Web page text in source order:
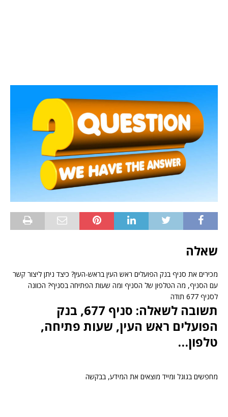
שאלה
מכירים את סניף בנק הפועלים ראש העין בראש-העין? כיצד ניתן ליצור קשר
עם הסניף, מה הטלפון של הסניף ומה שעות הפתיחה בסניף? הכוונה
לסניף 677 תודה
תשובה לשאלה: סניף 677, בנק
הפועלים ראש העין, שעות פתיחה,
טלפון…
מחפשים בגוגל ומייד מוצאים את המידע, בבקשה